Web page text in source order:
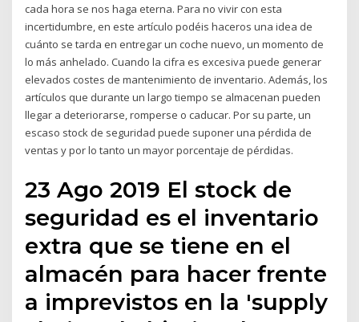
cada hora se nos haga eterna. Para no vivir con esta
incertidumbre, en este artículo podéis haceros una idea de
cuánto se tarda en entregar un coche nuevo, un momento de
lo más anhelado. Cuando la cifra es excesiva puede generar
elevados costes de mantenimiento de inventario. Además, los
artículos que durante un largo tiempo se almacenan pueden
llegar a deteriorarse, romperse o caducar. Por su parte, un
escaso stock de seguridad puede suponer una pérdida de
ventas y por lo tanto un mayor porcentaje de pérdidas.
23 Ago 2019 El stock de
seguridad es el inventario
extra que se tiene en el
almacén para hacer frente
a imprevistos en la 'supply